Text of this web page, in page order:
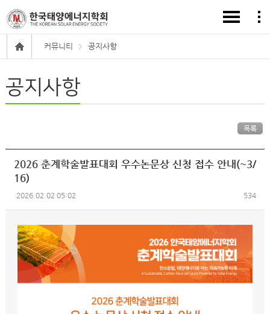
커뮤니티 공지사항
공지사항
목록
2026 춘계학술발표대회 우수논문상 신청 접수 안내(~3/
16)
2026.02.02 05:02 534